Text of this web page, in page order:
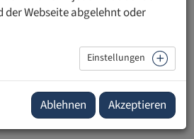
sowohl juristische Fachkreise als
über neueste Entwicklungen
Rechtspraxis zu informieren. In
Expertinnen und
und regen zur Diskussion an.
der Webseite abgelehnt oder
Einstellungen
Ablehnen Akzeptieren